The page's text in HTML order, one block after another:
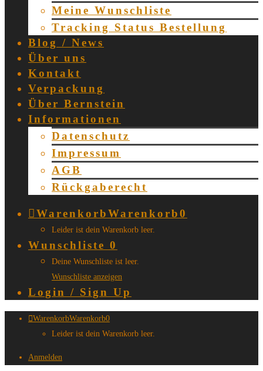
Meine Wunschliste
Tracking Status Bestellung
Blog / News
Über uns
Kontakt
Verpackung
Über Bernstein
Informationen
Datenschutz
Impressum
AGB
Rückgaberecht
WarenkorbWarenkorb0
Leider ist dein Warenkorb leer.
Wunschliste 0
Deine Wunschliste ist leer.
Wunschliste anzeigen
Login / Sign Up
WarenkorbWarenkorb0
Leider ist dein Warenkorb leer.
Anmelden